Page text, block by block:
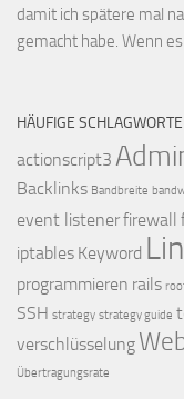
damit ich spätere mal
gemacht habe. Wenn
HÄUFIGE SCHLAGWORTE
actionscript3
Backlinks Bandbreite
event listenerfirewall
iptables Keyword
programmieren rails
SSH strategy strategy guide
verschlüsselung
Übertragungsrate